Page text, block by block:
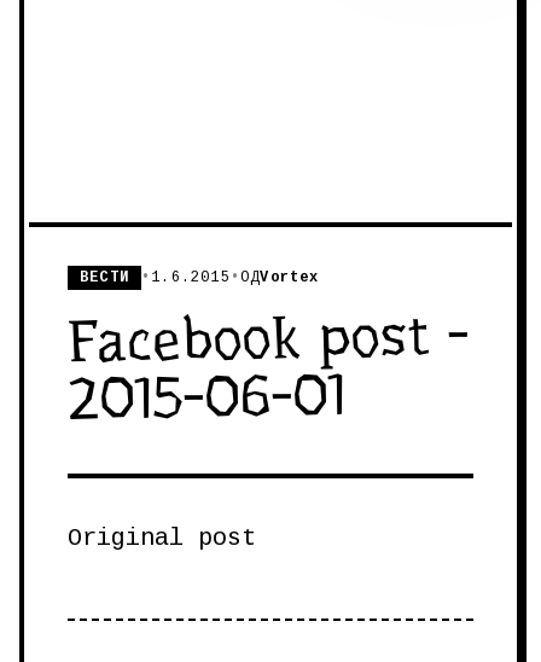
ВЕСТИ • 1.6.2015 •ОДVortex
Facebook post -
2015-06-01
Original post